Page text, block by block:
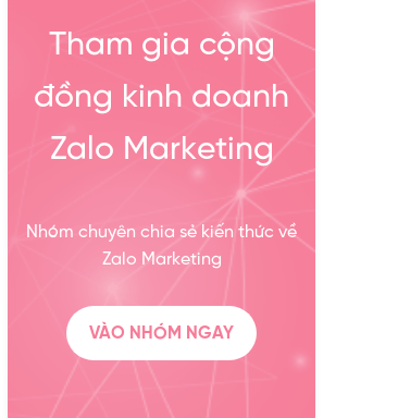
Tham gia cộng
đồng kinh doanh
Zalo Marketing
Nhóm chuyên chia sẻ kiến thức về
Zalo Marketing
VÀO NHÓM NGAY